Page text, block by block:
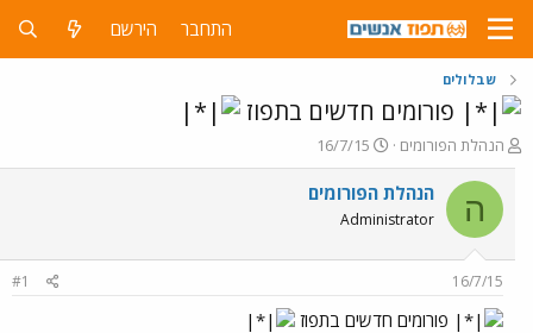
התחבר הירשם
שבלולים
פורומים חדשים בתפוז
פ
ו
ת
ח
ה
ש
א
הנהלת הפורומים
פ
ו
ר
ם
ר
16/7/15
ה הנהלת הפורומים
Administrator
16/7/15
#1
פורומים חדשים בתפוז